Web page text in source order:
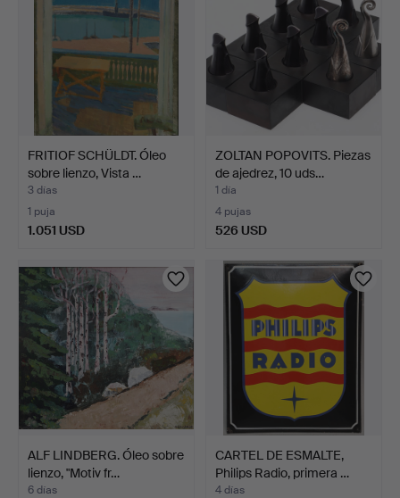
FRITIOF SCHÜLDT. Óleo
sobre lienzo, Vista …
3 días
1 puja
1.051 USD
ZOLTAN POPOVITS. Piezas
de ajedrez, 10 uds…
1 día
4 pujas
526 USD
ALF LINDBERG. Óleo sobre
lienzo, "Motiv fr…
6 días
CARTEL DE ESMALTE,
Philips Radio, primera …
4 días